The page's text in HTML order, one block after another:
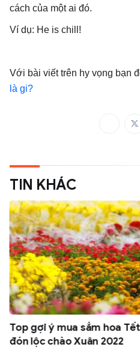
cách của một ai đó.
Ví dụ: He is chill!
Với bài viết trên hy vọng bạn
là gi?
TIN KHÁC
Top gợi ý mua sắm hoa
đón lộc chào Xuân 2022